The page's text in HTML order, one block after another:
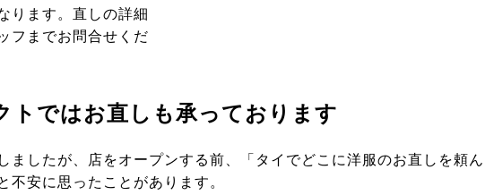
ります。直しの詳細
フまでお問合せくだ
トではお直しも承っております
ましたが、店をオープンする前、「タイでどこに洋服のお直しを頼ん
不安に思ったことがあります。